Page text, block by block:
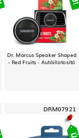
Dr. Marcus Speaker Shaped
- Red Fruits - Autóillatosító
DRM07921